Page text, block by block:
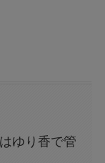
ゆり香で管